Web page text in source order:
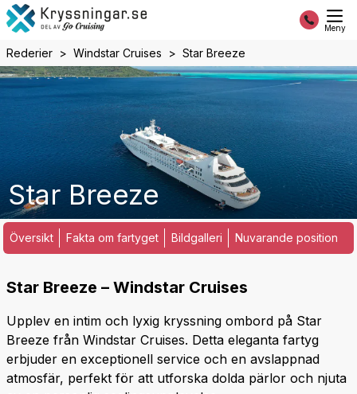
Meny
Rederier Windstar Cruises Star Breeze
Star Breeze
Översikt Fakta om fartyget Bildgalleri Nuvarande position
Star Breeze – Windstar Cruises
Upplev en intim och lyxig kryssning ombord på Star
Breeze från Windstar Cruises. Detta eleganta fartyg
erbjuder en exceptionell service och en avslappnad
atmosfär, perfekt för att utforska dolda pärlor och njuta